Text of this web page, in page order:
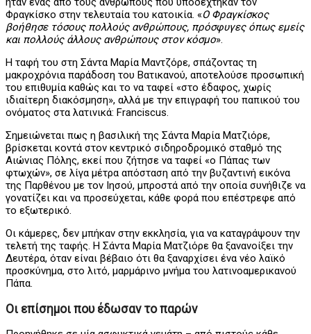
Φραγκίσκο στην τελευταία του κατοικία. «Ο Φραγκίσκος
βοήθησε τόσους πολλούς ανθρώπους, πρόσφυγες όπως εμείς
και πολλούς άλλους ανθρώπους στον κόσμο».
Η ταφή του στη Σάντα Μαρία Μαντζόρε, σπάζοντας τη
μακροχρόνια παράδοση του Βατικανού, αποτελούσε προσωπική
του επιθυμία καθώς και το να ταφεί «στο έδαφος, χωρίς
ιδιαίτερη διακόσμηση», αλλά με την επιγραφή του παπικού του
ονόματος στα λατινικά: Franciscus.
Σημειώνεται πως η βασιλική της Σάντα Μαρία Ματζιόρε,
βρίσκεται κοντά στον κεντρικό σιδηροδρομικό σταθμό της
Αιώνιας Πόλης, εκεί που ζήτησε να ταφεί «ο Πάπας των
φτωχών», σε λίγα μέτρα απόσταση από την βυζαντινή εικόνα
της Παρθένου με τον Ιησού, μπροστά από την οποία συνήθιζε να
γονατίζει και να προσεύχεται, κάθε φορά που επέστρεφε από
το εξωτερικό.
Οι κάμερες, δεν μπήκαν στην εκκλησία, για να καταγράψουν την
τελετή της ταφής. Η Σάντα Μαρία Ματζιόρε θα ξανανοίξει την
Δευτέρα, όταν είναι βέβαιο ότι θα ξαναρχίσει ένα νέο λαϊκό
προσκύνημα, στο λιτό, μαρμάρινο μνήμα του λατινοαμερικανού
Πάπα.
Οι επίσημοι που έδωσαν το παρών